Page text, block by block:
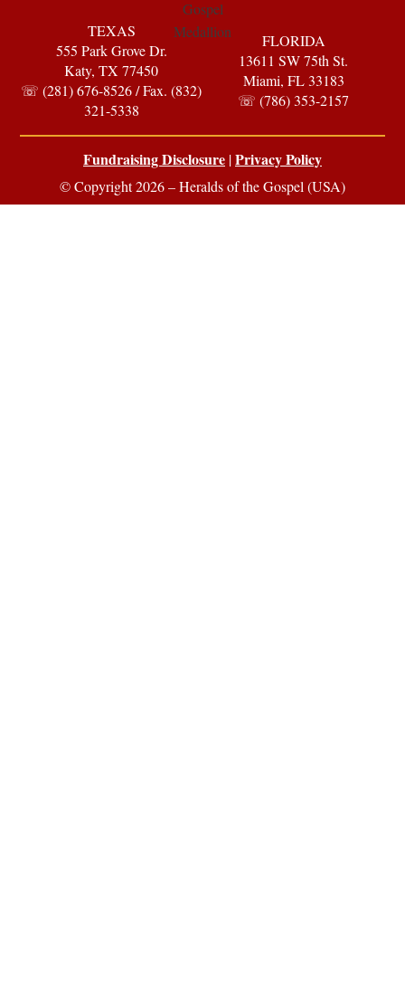
TEXAS
555 Park Grove Dr.
Katy, TX 77450
☏ (281) 676-8526 / Fax. (832)
321-5338
FLORIDA
13611 SW 75th St.
Miami, FL 33183
☏ (786) 353-2157
Fundraising Disclosure |Privacy Policy
© Copyright 2026 – Heralds of the Gospel (USA)